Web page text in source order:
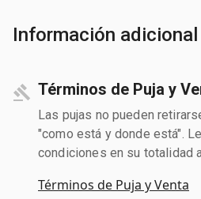
Información adicional
Términos de Puja y
Las pujas no pueden
"como está y donde está".
condiciones en su totalidad
Términos de Puja y Venta